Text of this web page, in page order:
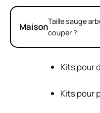
MaisonTaille sauge
couper ?
Kits pour
Kits pour